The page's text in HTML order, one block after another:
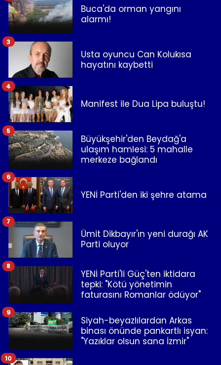
Buca'da orman yangını
alarmı!
Usta oyuncu Can Kolukısa
hayatını kaybetti
3
Manifest ile Dua Lipa buluştu!
4
Büyükşehir'den Beydağ'a
ulaşım hamlesi: 5 mahalle
merkeze bağlandı
5
YENİ Parti'den iki şehre atama
6
Ümit Dikbayır'ın yeni durağı AK
Parti oluyor
7
YENİ Parti'li Güç'ten iktidara
tepki: "Kötü yönetimin
faturasını Romanlar ödüyor"
8
Siyah-beyazlılardan Arkas
binası önünde pankartlı isyan:
"Yazıklar olsun sana İzmir"
9
10